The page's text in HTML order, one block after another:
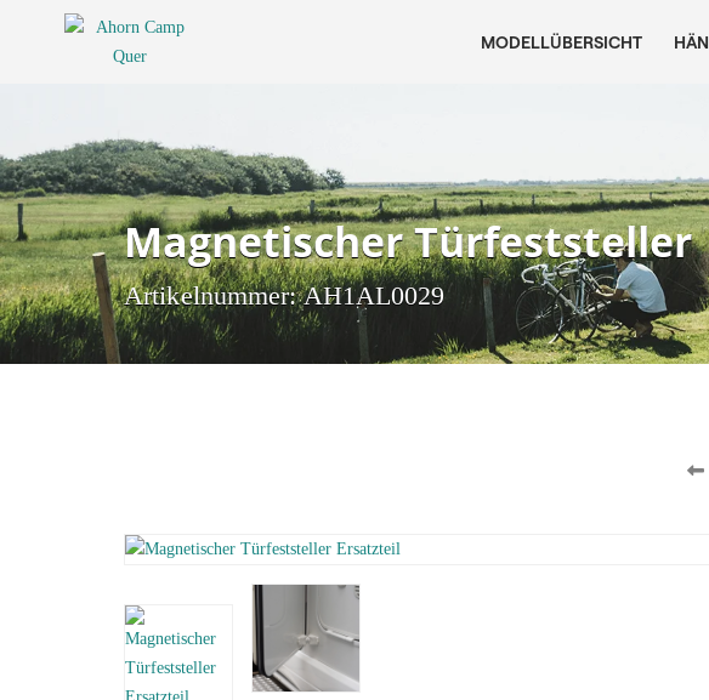
MODELLÜBERSICHT
Magnetischer Türfeststeller
Artikelnummer: AH1AL0029